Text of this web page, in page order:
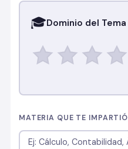
🎓Dominio del Tema
MATERIA QUE TE IMPARTIÓ